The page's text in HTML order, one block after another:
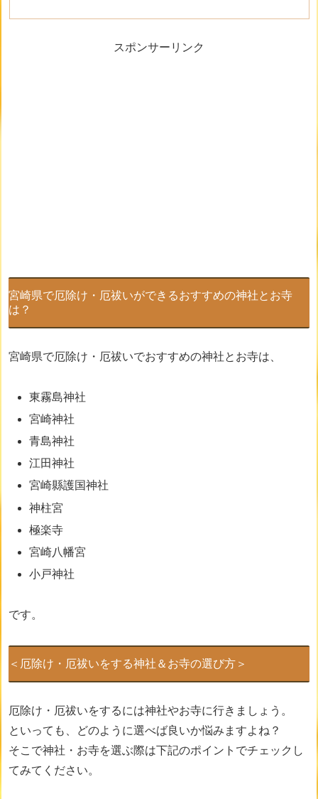
スポンサーリンク
宮崎県で厄除け・厄祓いができるおすすめの神社とお寺
は？
宮崎県で厄除け・厄祓いでおすすめの神社とお寺は、
東霧島神社
宮崎神社
青島神社
江田神社
宮崎縣護国神社
神柱宮
極楽寺
宮崎八幡宮
小戸神社
です。
＜厄除け・厄祓いをする神社＆お寺の選び方＞
厄除け・厄祓いをするには神社やお寺に行きましょう。
といっても、どのように選べば良いか悩みますよね？
そこで神社・お寺を選ぶ際は下記のポイントでチェックし
てみてください。